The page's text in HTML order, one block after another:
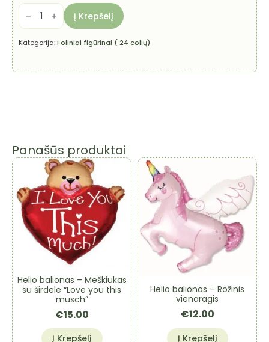
produkto
kiekis:
Helio
balionas
-
Mėlynas
Į Krepšelį
Kategorija:Foliniai figūrinai ( 24 colių)
Panašūs produktai
Helio balionas – Meškiukas
su širdele “Love you this
musch”
€15.00
Į Krepšelį
Helio balionas – Rožinis
vienaragis
€12.00
Į Krepšelį